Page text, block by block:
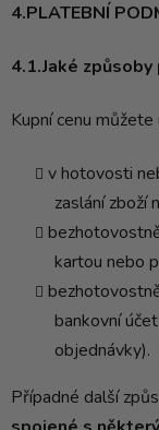
4.PLATEBNÍ
4.1.Jaké
Kupní cenu
v hotovosti
zaslání zboží
kartou nebo
bankovní
objednávky).
Případné další